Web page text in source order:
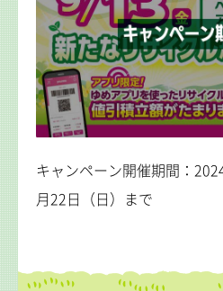
キャンペーン開催期間：
月22日（日）まで